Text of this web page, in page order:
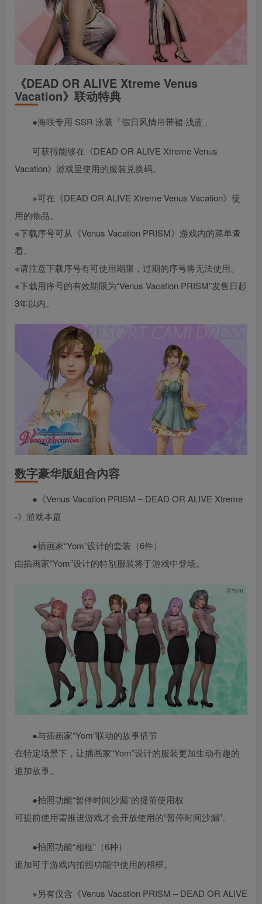
《DEAD OR ALIVE Xtreme Venus
Vacation》联动特典
●海咲专用 SSR 泳装「假日风情吊带裙·浅蓝」
可获得能够在《DEAD OR ALIVE Xtreme Venus
Vacation》游戏里使用的服装兑换码。
※可在《DEAD OR ALIVE Xtreme Venus Vacation》使
用的物品。
※下载序号可从《Venus Vacation PRISM》游戏内的菜单查
看。
※请注意下载序号有可使用期限，过期的序号将无法使用。
※下载用序号的有效期限为“Venus Vacation PRISM”发售日起
3年以内。
数字豪华版組合內容
●《Venus Vacation PRISM – DEAD OR ALIVE Xtreme
-》游戏本篇
●插画家“Yom”设计的套装（6件）
由插画家“Yom”设计的特别服装将于游戏中登场。
●与插画家“Yom”联动的故事情节
在特定场景下，让插画家“Yom”设计的服装更加生动有趣的
追加故事。
●拍照功能“暂停时间沙漏”的提前使用权
可提前使用需推进游戏才会开放使用的“暂停时间沙漏”。
●拍照功能“相框”（6种）
追加可于游戏内拍照功能中使用的相框。
※另有仅含《Venus Vacation PRISM – DEAD OR ALIVE